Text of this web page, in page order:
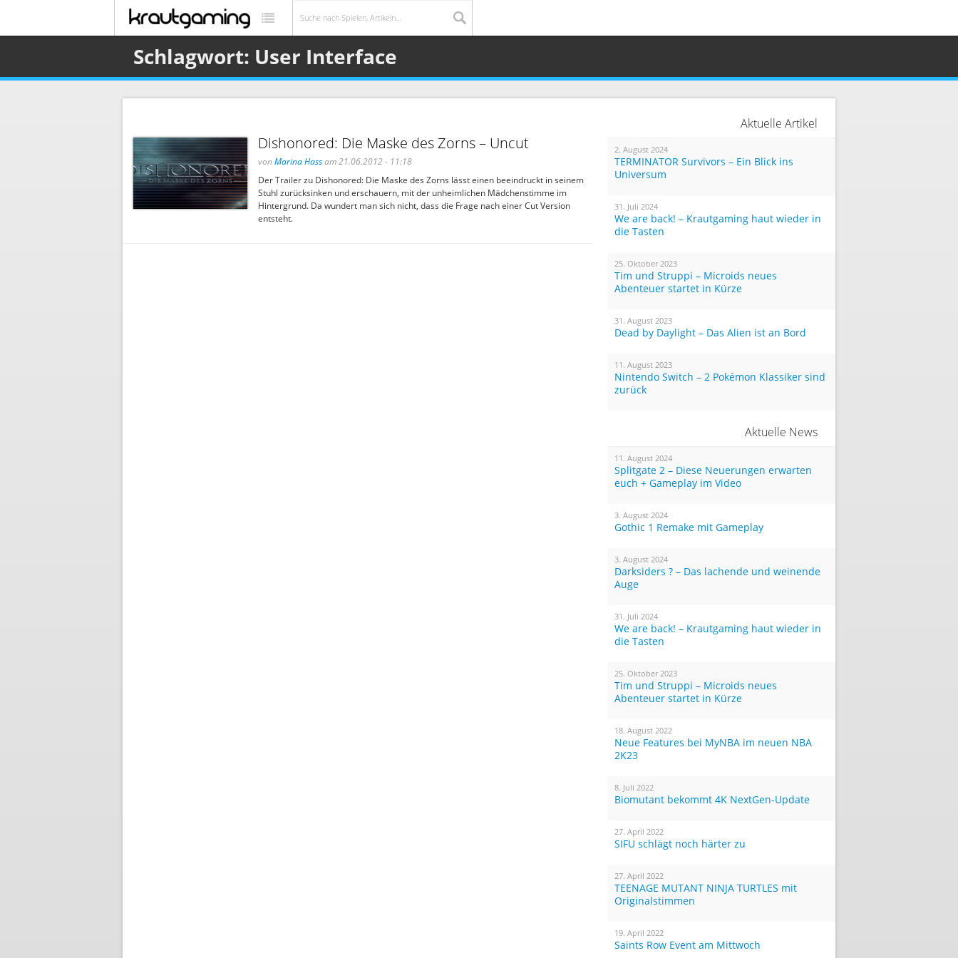
Schlagwort: User Interface
Dishonored: Die Maske des Zorns – Uncut
von Marina Hassam 21.06.2012 - 11:18
Der Trailer zu Dishonored: Die Maske des Zorns lässt einen beeindruckt in seinem
Stuhl zurücksinken und erschauern, mit der unheimlichen Mädchenstimme im
Hintergrund. Da wundert man sich nicht, dass die Frage nach einer Cut Version
entsteht.
Aktuelle Artikel
2. August 2024
TERMINATOR Survivors – Ein Blick ins
Universum
31. Juli 2024
We are back! – Krautgaming haut wieder in
die Tasten
25. Oktober 2023
Tim und Struppi – Microids neues
Abenteuer startet in Kürze
31. August 2023
Dead by Daylight – Das Alien ist an Bord
11. August 2023
Nintendo Switch – 2 Pokémon Klassiker sind
zurück
Aktuelle News
11. August 2024
Splitgate 2 – Diese Neuerungen erwarten
euch + Gameplay im Video
3. August 2024
Gothic 1 Remake mit Gameplay
3. August 2024
Darksiders ? – Das lachende und weinende
Auge
31. Juli 2024
We are back! – Krautgaming haut wieder in
die Tasten
25. Oktober 2023
Tim und Struppi – Microids neues
Abenteuer startet in Kürze
18. August 2022
Neue Features bei MyNBA im neuen NBA
2K23
8. Juli 2022
Biomutant bekommt 4K NextGen-Update
27. April 2022
SIFU schlägt noch härter zu
27. April 2022
TEENAGE MUTANT NINJA TURTLES mit
Originalstimmen
19. April 2022
Saints Row Event am Mittwoch